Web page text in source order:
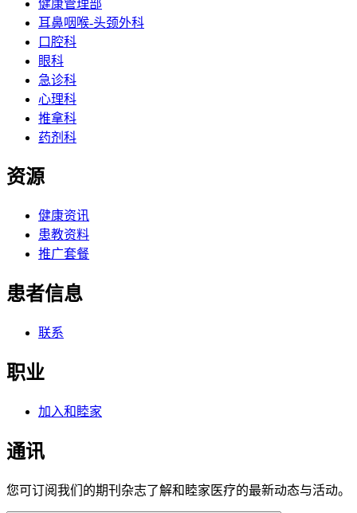
健康管理部
耳鼻咽喉-头颈外科
口腔科
眼科
急诊科
心理科
推拿科
药剂科
资源
健康资讯
患教资料
推广套餐
患者信息
联系
职业
加入和睦家
通讯
您可订阅我们的期刊杂志了解和睦家医疗的最新动态与活动。